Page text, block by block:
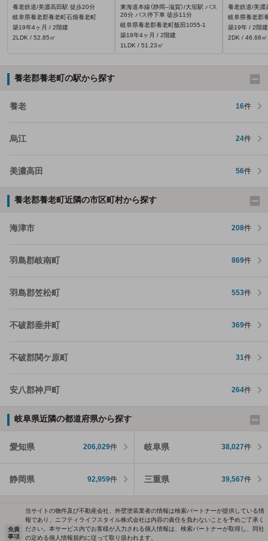
養老鉄道/美濃高田駅 徒歩20分
岐阜県養老郡養老町石畑養老町
築19年4ヶ月 / 2階建
2LDK / 52.85㎡
東海道本線（静岡--滋賀）/大垣駅 バス
26分 バス停下車 徒歩11分
岐阜県養老郡養老町飯田1055‐1
築18年4ヶ月 / 2階建
1LDK / 51.23㎡
養老鉄道/美濃
岐阜県養老郡
築19年 / 2階建
2DK / 46.68㎡
養老郡養老町の駅から探す
養老 16件
烏江 24件
美濃高田 56件
養老郡養老町近隣の市区町村から探す
海津市 208件
羽島郡岐南町 869件
羽島郡笠松町 553件
不破郡垂井町 369件
不破郡関ケ原町 31件
安八郡神戸町 264件
岐阜県近隣の都道府県から探す
愛知県 206,029件 岐阜県 38,027件
静岡県 92,959件 三重県 39,567件
免責
事項
当サイトの物件及び不動産会社、外壁塗装業者の情報は検索パートナーが提供している情
報であり、ニフティライフスタイル株式会社は内容の責任を負わないことを予めご了承く
ださい。本サービス内でお客様が入力される個人情報は、検索パートナーが取得し、同社
の定める個人情報規約に従って取り扱われます。